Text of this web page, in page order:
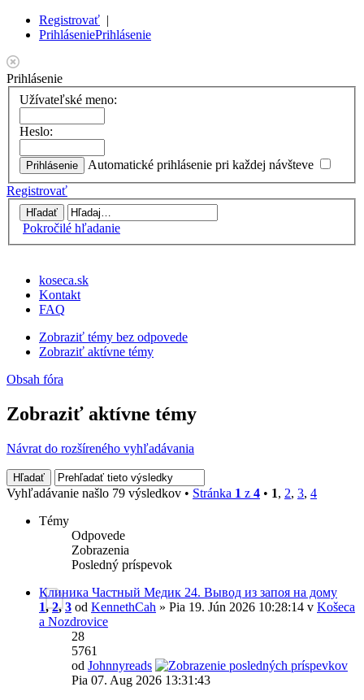
Registrovať |
PrihláseniePrihlásenie
Prihlásenie
Užívateľské meno:
Heslo:
Automatické prihlásenie pri každej návšteve
Registrovať
Pokročilé hľadanie
koseca.sk
Kontakt
FAQ
Zobraziť témy bez odpovede
Zobraziť aktívne témy
Obsah fóra
Zobraziť aktívne témy
Návrat do rozšíreného vyhľadávania
Vyhľadávanie našlo 79 výsledkov • Stránka 1 z 4 • 1, 2, 3, 4
Témy
Odpovede
Zobrazenia
Posledný príspevok
Клиника Частный Медик 24. Вывод из запоя на дому
1,2,3 od KennethCah » Pia 19. Jún 2026 10:28:14 v Košeca
a Nozdrovice
28
5761
od Johnnyreads
Pia 07. Aug 2026 13:31:43